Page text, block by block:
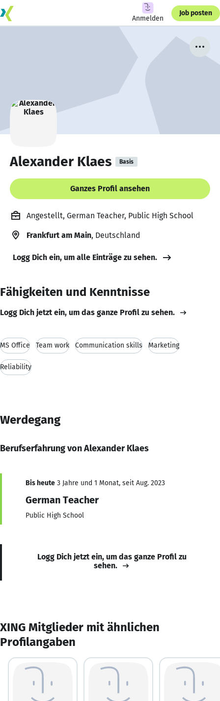
Anmelden
Job posten
Alexander Klaes Basis
Ganzes Profil ansehen
Angestellt, German Teacher, Public High School
Frankfurt am Main, Deutschland
Logg Dich ein, um alle Einträge zu sehen.
Fähigkeiten und Kenntnisse
Logg Dich jetzt ein, um das ganze Profil zu sehen.
MS Office Team work Communication skills Marketing
Reliability
Werdegang
Berufserfahrung von Alexander Klaes
Bis heute 3 Jahre und 1 Monat, seit Aug. 2023
German Teacher
Public High School
Logg Dich jetzt ein, um das ganze Profil zu
sehen.
XING Mitglieder mit ähnlichen
Profilangaben